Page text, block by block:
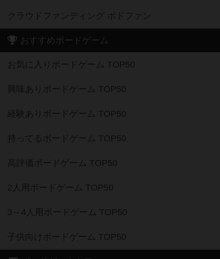
クラウドファンディング ボドファン
おすすめボードゲーム
お気に入りボードゲーム TOP50
興味ありボードゲーム TOP50
経験ありボードゲーム TOP50
持ってるボードゲーム TOP50
高評価ボードゲーム TOP50
2人用ボードゲーム TOP50
3～4人用ボードゲーム TOP50
子供向けボードゲーム TOP50